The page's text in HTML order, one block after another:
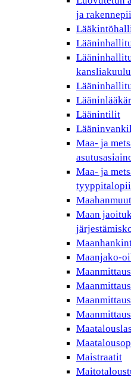
ja
Läänintilit
Maa- ja
Maa- ja
Maan
Maanjako-
Maistraatit